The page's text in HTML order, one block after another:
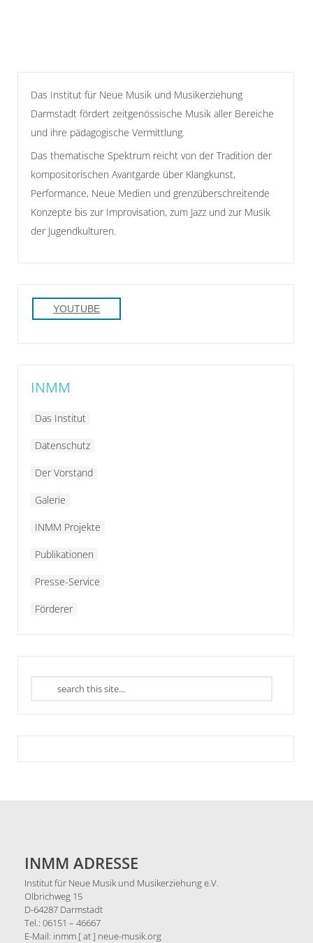
Das Institut für Neue Musik und Musikerziehung
Darmstadt fördert zeitgenössische Musik aller Bereiche
und ihre pädagogische Vermittlung.
Das thematische Spektrum reicht von der Tradition der
kompositorischen Avantgarde über Klangkunst,
Performance, Neue Medien und grenzüberschreitende
Konzepte bis zur Improvisation, zum Jazz und zur Musik
der Jugendkulturen.
YOUTUBE
INMM
Das Institut
Datenschutz
Der Vorstand
Galerie
INMM Projekte
Publikationen
Presse-Service
Förderer
INMM ADRESSE
Institut für Neue Musik und Musikerziehung e.V.
Olbrichweg 15
D-64287 Darmstadt
Tel.: 06151 – 46667
E-Mail: inmm [ at ] neue-musik.org